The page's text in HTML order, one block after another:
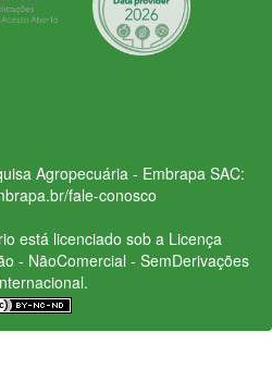
Agropecuária - Embrapa SAC:
fale-conosco
está licenciado sob a Licença
- NãoComercial - SemDerivações